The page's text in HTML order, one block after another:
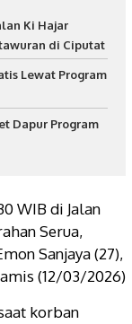
Ki Hajar
di Ciputat
Lewat Program
Dapur Program
WIB di Jalan
Serua,
Sanjaya (27),
(12/03/2026)
korban